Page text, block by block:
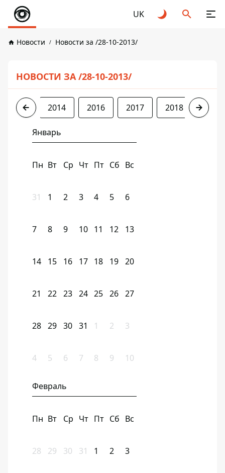
UK
Новости Новости за /28-10-2013/
НОВОСТИ ЗА /28-10-2013/
2013 2014 2016 2017 2018 2019
Январь
Пн Вт Ср Чт Пт Сб Вс
31 1 2 3 4 5 6
7 8 9 10 11 12 13
14 15 16 17 18 19 20
21 22 23 24 25 26 27
28 29 30 31 1 2 3
4 5 6 7 8 9 10
Февраль
Пн Вт Ср Чт Пт Сб Вс
28 29 30 31 1 2 3